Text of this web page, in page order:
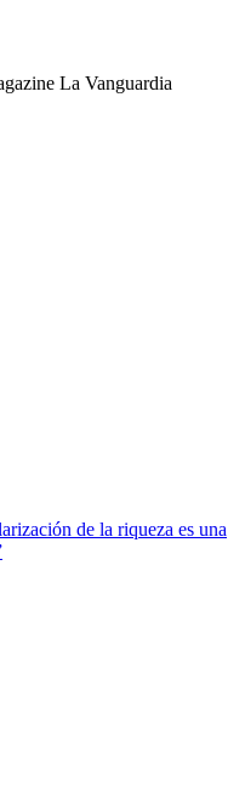
La Vanguardia
de la riqueza es una